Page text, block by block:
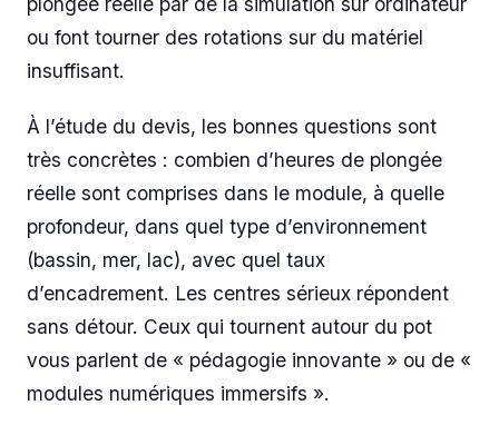
ou font tourner des rotations sur du matériel
insuffisant.
À l’étude du devis, les bonnes questions sont
très concrètes : combien d’heures de plongée
réelle sont comprises dans le module, à quelle
profondeur, dans quel type d’environnement
(bassin, mer, lac), avec quel taux
d’encadrement. Les centres sérieux répondent
sans détour. Ceux qui tournent autour du pot
vous parlent de « pédagogie innovante » ou de «
modules numériques immersifs ».